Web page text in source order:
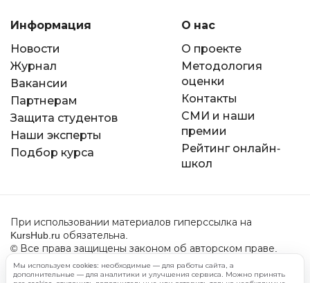
Информация
Новости
Журнал
Вакансии
Партнерам
Защита студентов
Наши эксперты
Подбор курса
О нас
О проекте
Методология
оценки
Контакты
СМИ и наши
премии
Рейтинг онлайн-
школ
При использовании материалов гиперссылка на
KursHub.ru обязательна.
© Все права защищены законом об авторском праве.
2022-2026 год.
Мы используем cookies: необходимые — для работы сайта, а
дополнительные — для аналитики и улучшения сервиса. Можно принять